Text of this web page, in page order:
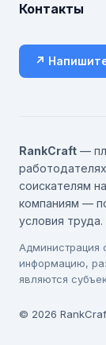
Контакты
↗
RankCraft —
соискателям
компаниям —
условия труда.
Администрация
информацию,
являются
© 2026